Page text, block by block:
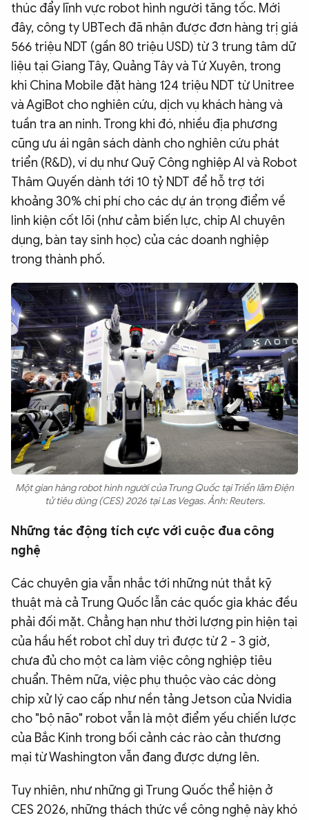
thúc đẩy lĩnh vực robot hình người tăng tốc. Mới
đây, công ty UBTech đã nhận được đơn hàng trị giá
566 triệu NDT (gần 80 triệu USD) từ 3 trung tâm dữ
liệu tại Giang Tây, Quảng Tây và Tứ Xuyên, trong
khi China Mobile đặt hàng 124 triệu NDT từ Unitree
và AgiBot cho nghiên cứu, dịch vụ khách hàng và
tuần tra an ninh. Trong khi đó, nhiều địa phương
cũng ưu ái ngân sách dành cho nghiên cứu phát
triển (R&D), ví dụ như Quỹ Công nghiệp AI và Robot
Thâm Quyến dành tới 10 tỷ NDT để hỗ trợ tới
khoảng 30% chi phí cho các dự án trọng điểm về
linh kiện cốt lõi (như cảm biến lực, chip AI chuyên
dụng, bàn tay sinh học) của các doanh nghiệp
trong thành phố.
Một gian hàng robot hình người của Trung Quốc tại Triển lãm Điện
tử tiêu dùng (CES) 2026 tại Las Vegas. Ảnh: Reuters.
Những tác động tích cực với cuộc đua công
nghệ
Các chuyên gia vẫn nhắc tới những nút thắt kỹ
thuật mà cả Trung Quốc lẫn các quốc gia khác đều
phải đối mặt. Chẳng hạn như thời lượng pin hiện tại
của hầu hết robot chỉ duy trì được từ 2 - 3 giờ,
chưa đủ cho một ca làm việc công nghiệp tiêu
chuẩn. Thêm nữa, việc phụ thuộc vào các dòng
chip xử lý cao cấp như nền tảng Jetson của Nvidia
cho "bộ não" robot vẫn là một điểm yếu chiến lược
của Bắc Kinh trong bối cảnh các rào cản thương
mại từ Washington vẫn đang được dựng lên.
Tuy nhiên, như những gì Trung Quốc thể hiện ở
CES 2026, những thách thức về công nghệ này khó